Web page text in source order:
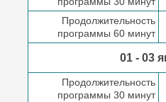
Продолжительность
программы 60 минут
01 - 03
Продолжительность
программы 30 минут